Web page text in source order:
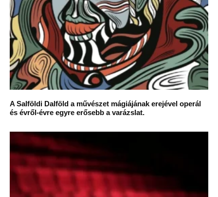
A Salföldi Dalföld a művészet mágiájának erejével operál
és évről-évre egyre erősebb a varázslat.